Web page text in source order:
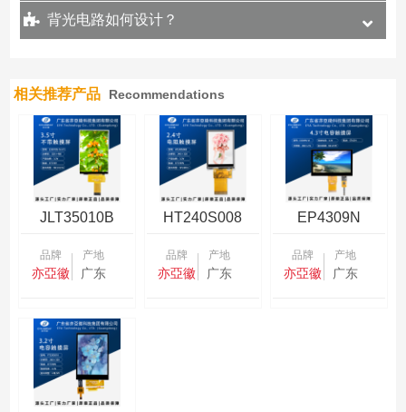
背光电路如何设计？
相关推荐产品 Recommendations
JLT35010B
品牌
亦亞徽
产地
广东
HT240S008
品牌
亦亞徽
产地
广东
EP4309N
品牌
亦亞徽
产地
广东